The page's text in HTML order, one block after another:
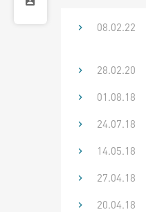
08.02.22
28.02.20
01.08.18
24.07.18
14.05.18
27.04.18
20.04.18